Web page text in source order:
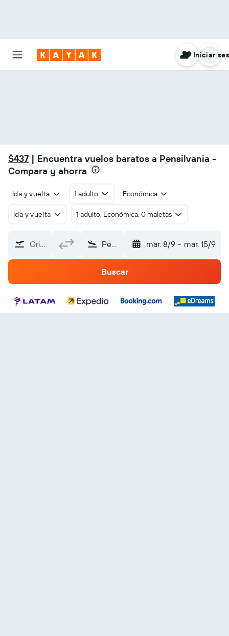
Iniciar
$437 | Encuentra vuelos baratos a Pensilvania -
Compara y ahorra
Ida y vuelta 1 adulto Económica
Ida y vuelta 1 adulto, Económica, 0 maletas
Origen Pensilvania mar. 8/9 - mar. 15/9
Buscar